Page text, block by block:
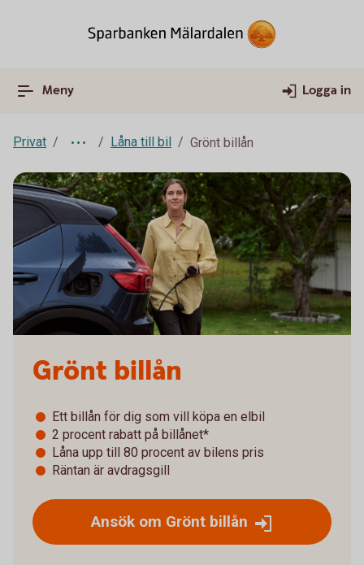
Meny Logga in
Privat Låna till bil Grönt billån
Grönt billån
Ett billån för dig som vill köpa en elbil
2 procent rabatt på billånet*
Låna upp till 80 procent av bilens pris
Räntan är avdragsgill
Ansök om Grönt billån